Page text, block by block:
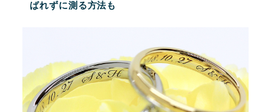
ばれずに測る方法も